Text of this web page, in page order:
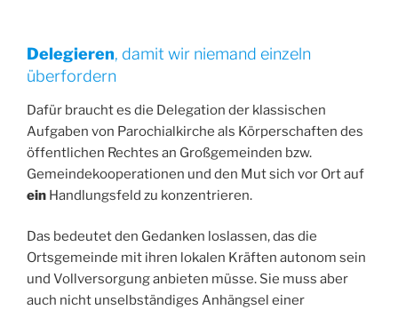
Delegieren, damit wir niemand einzeln
überfordern
Dafür braucht es die Delegation der klassischen
Aufgaben von Parochialkirche als Körperschaften des
öffentlichen Rechtes an Großgemeinden bzw.
Gemeindekooperationen und den Mut sich vor Ort auf
ein Handlungsfeld zu konzentrieren.
Das bedeutet den Gedanken loslassen, das die
Ortsgemeinde mit ihren lokalen Kräften autonom sein
und Vollversorgung anbieten müsse. Sie muss aber
auch nicht unselbständiges Anhängsel einer